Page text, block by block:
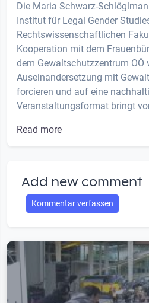
Die Maria Schwarz-
Institut für Legal Gender
Rechtswissenschaftlichen
Kooperation mit dem
dem Gewaltschutzzentrum
Auseinandersetzung mit
forcieren und auf eine
Veranstaltungsformat bringt
Read more
Add new comment
Kommentar verfassen